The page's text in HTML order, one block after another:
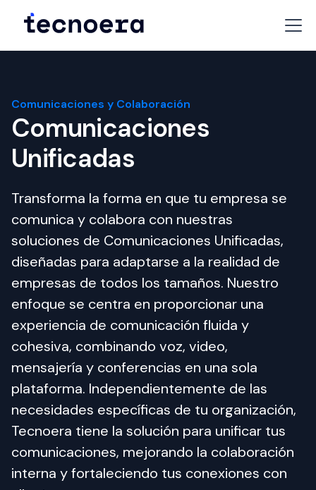
Comunicaciones y Colaboración
Comunicaciones
Unificadas
Transforma la forma en que tu empresa se
comunica y colabora con nuestras
soluciones de Comunicaciones Unificadas,
diseñadas para adaptarse a la realidad de
empresas de todos los tamaños. Nuestro
enfoque se centra en proporcionar una
experiencia de comunicación fluida y
cohesiva, combinando voz, video,
mensajería y conferencias en una sola
plataforma. Independientemente de las
necesidades específicas de tu organización,
Tecnoera tiene la solución para unificar tus
comunicaciones, mejorando la colaboración
interna y fortaleciendo tus conexiones con